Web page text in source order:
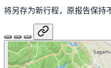
将另存为新行程，原报告保持